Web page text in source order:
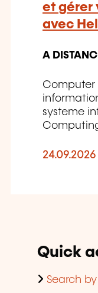
et gérer
avec
A
Computer
systeme
24.09.2026
Quick
Search